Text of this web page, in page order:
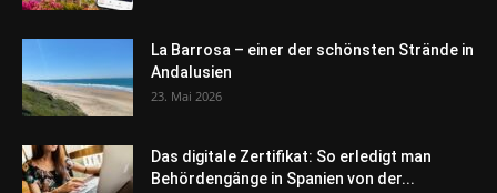
La Barrosa – einer der schönsten Strände in
Andalusien
23. Mai 2026
Das digitale Zertifikat: So erledigt man
Behördengänge in Spanien von der...